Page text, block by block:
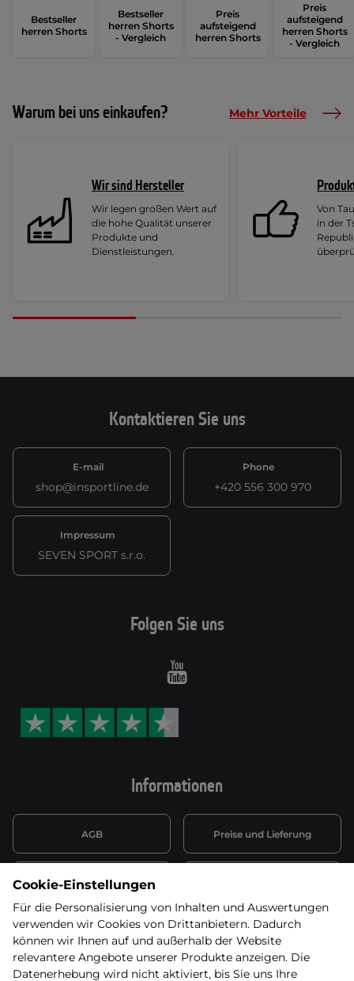
Bestseller
herren Shorts
Bestseller
herren Shorts
- Vergleich
Preis
aufsteigend
herren Shorts
Preis
aufsteigend
herren Shorts
- Vergleich
Warum bei uns einkaufen? Mehr Vorteile
Wir sind Hersteller
Wir legen großen Wert auf
die hohe Qualität unserer
Produkte und
Dienstleistungen.
Von
in der
Kontaktieren Sie uns
E-mail
shop@insportline.de
Phone
+420 556 300 970
Impressum
SEVEN SPORT s.r.o.
Informationen
AGB Preise und Lieferung
Datenschutzerklärung
Wiederufsbelehrung mit Link
zum Formular
Batterieentsorgung
Informationen zu Elektro-
Widerruf erklären
Folgen Sie uns
Youtube
Cookie-Einstellungen
Für die Personalisierung von Inhalten und Auswertungen
verwenden wir Cookies von Drittanbietern. Dadurch
können wir Ihnen auf und außerhalb der Website
relevantere Angebote unserer Produkte anzeigen. Die
Datenerhebung wird nicht aktiviert, bis Sie uns Ihre